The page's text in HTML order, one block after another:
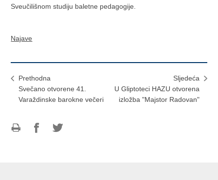
Sveučilišnom studiju baletne pedagogije.
Najave
Prethodna
Svečano otvorene 41.
Varaždinske barokne večeri
Sljedeća
U Gliptoteci HAZU otvorena
izložba "Majstor Radovan"